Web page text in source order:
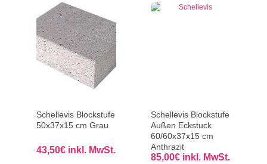
Schellevis Blockstufe
50x37x15 cm Grau
43,50€ inkl. MwSt.
Schellevis Blockstufe
Außen Eckstuck
60/60x37x15 cm
Anthrazit
85,00€ inkl. MwSt.